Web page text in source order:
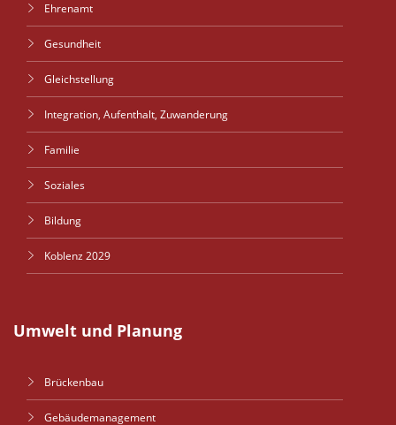
Ehrenamt
Gesundheit
Gleichstellung
Integration, Aufenthalt, Zuwanderung
Familie
Soziales
Bildung
Koblenz 2029
Umwelt und Planung
Brückenbau
Gebäudemanagement